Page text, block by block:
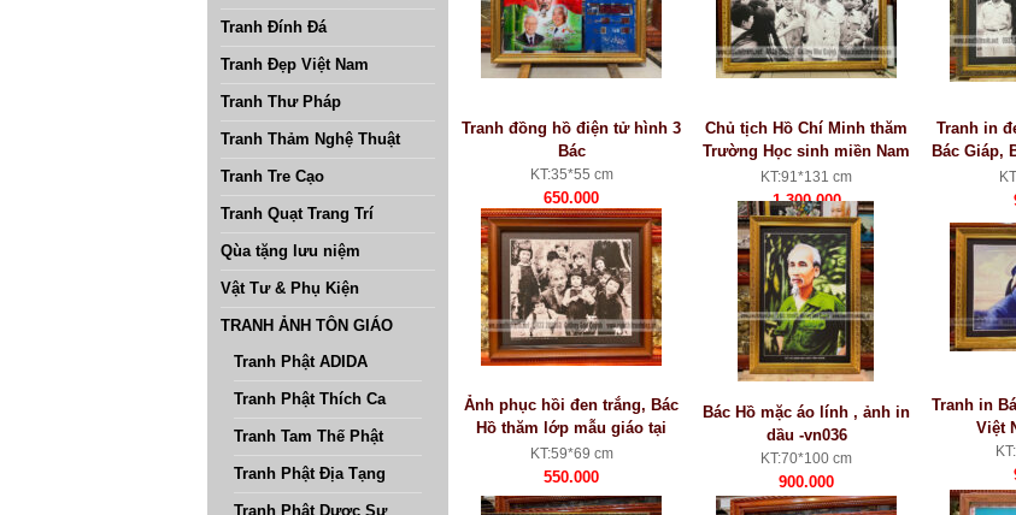
Tranh Đính Đá
Tranh Đẹp Việt Nam
Tranh Thư Pháp
Tranh Thảm Nghệ Thuật
Tranh Tre Cạo
Tranh Quạt Trang Trí
Qùa tặng lưu niệm
Vật Tư & Phụ Kiện
TRANH ẢNH TÔN GIÁO
Tranh Phật ADIDA
Tranh Phật Thích Ca
Tranh Tam Thế Phật
Tranh Phật Địa Tạng
Tranh Phật Dược Sư
Tranh đồng hồ điện tử hình 3
Bác
KT:35*55 cm
650.000
Chủ tịch Hồ Chí Minh thăm
Trường Học sinh miền Nam
số 12, TP Hải Phòng -vn037
KT:91*131 cm
1.300.000
Tranh in
Bác Giáp,
Bác
Ảnh phục hồi đen trắng, Bác
Hồ thăm lớp mẫu giáo tại
chiến khu Việt Bắc năm 1953
KT:59*69 cm
550.000
Bác Hồ mặc áo lính , ảnh in
dầu -vn036
KT:70*100 cm
900.000
Tranh in
Việt